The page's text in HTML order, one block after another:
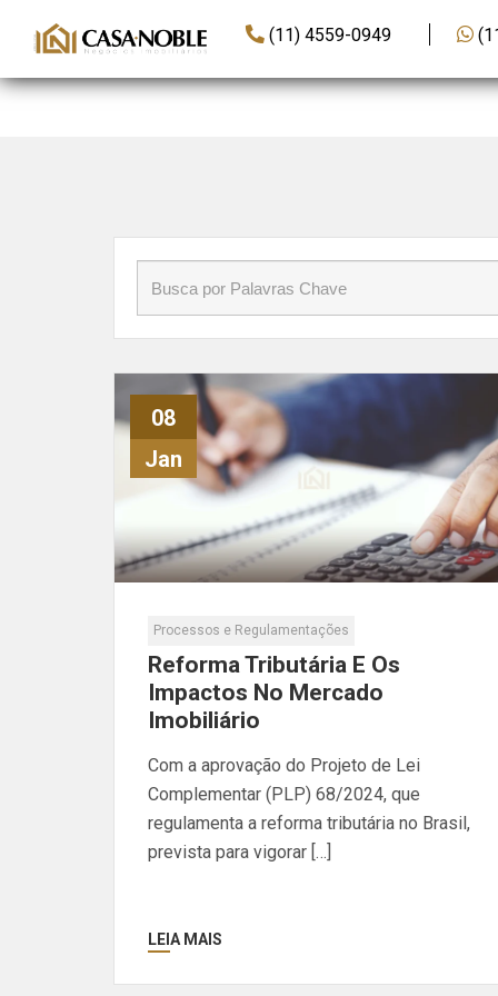
(11) 4559-0949
Início »Blog » tributação em imóveis
08
Jan
Processos e Regulamentações
Reforma Tributária E Os
Impactos No Mercado
Imobiliário
Com a aprovação do Projeto de Lei
Complementar (PLP) 68/2024, que
regulamenta a reforma tributária no Brasil,
prevista para vigorar […]
LEIA MAIS